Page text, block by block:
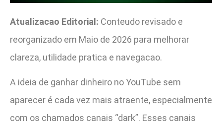
Atualizacao Editorial: Conteudo revisado e
reorganizado em Maio de 2026 para melhorar
clareza, utilidade pratica e navegacao.
A ideia de ganhar dinheiro no YouTube sem
aparecer é cada vez mais atraente, especialmente
com os chamados canais “dark”. Esses canais